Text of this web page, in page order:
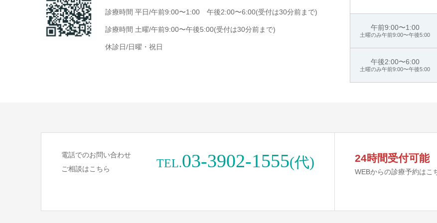
診療時間 平日/午前9:00〜1:00 午後2:00〜6:00(受付は30分前まで)
診療時間 土曜/午前9:00〜午後5:00(受付は30分前まで)
休診日/日曜・祝日
午前9:00〜1:00
土曜のみ午前9:00〜午後5:00
午後2:00〜6:00
土曜のみ午前9:00〜午後5:00
電話でのお問い合わせ
ご相談はこちら
TEL.03-3902-1555(代) 24時間受付可能
WEBからの診療予約はこ